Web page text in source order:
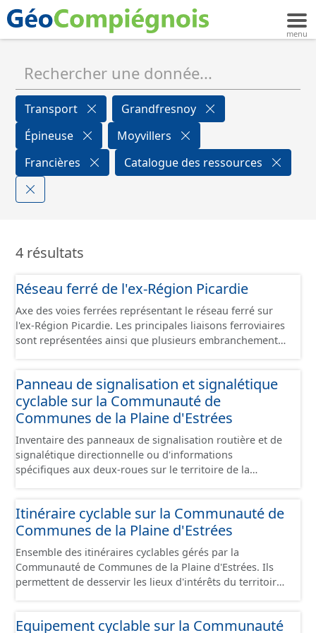
Transport
Grandfresnoy
Épineuse
Moyvillers
Francières
Catalogue des ressources
4 résultats
Réseau ferré de l'ex-Région Picardie
Axe des voies ferrées représentant le réseau ferré sur
l'ex-Région Picardie. Les principales liaisons ferroviaires
sont représentées ainsi que plusieurs embranchements
sont désaffectées mais sont toujours physiquement
présentes sur le terrain.
Panneau de signalisation et signalétique
cyclable sur la Communauté de
Communes de la Plaine d'Estrées
Inventaire des panneaux de signalisation routière et de
signalétique directionnelle ou d'informations
spécifiques aux deux-roues sur le territoire de la
en cours de réalisation. Cet inventaire est en cours, la
donnée n'est donc pas exhaustive.
Itinéraire cyclable sur la Communauté de
Communes de la Plaine d'Estrées
Ensemble des itinéraires cyclables gérés par la
Communauté de Communes de la Plaine d'Estrées. Ils
permettent de desservir les lieux d'intérêts du territoire
de bonnes conditions. Ils peuvent emprunter tout type
Equipement cyclable sur la Communauté